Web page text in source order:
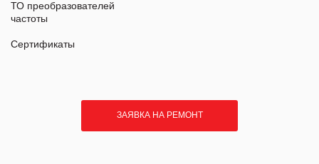
ТО преобразователей
частоты
Сертификаты
ЗАЯВКА НА РЕМОНТ